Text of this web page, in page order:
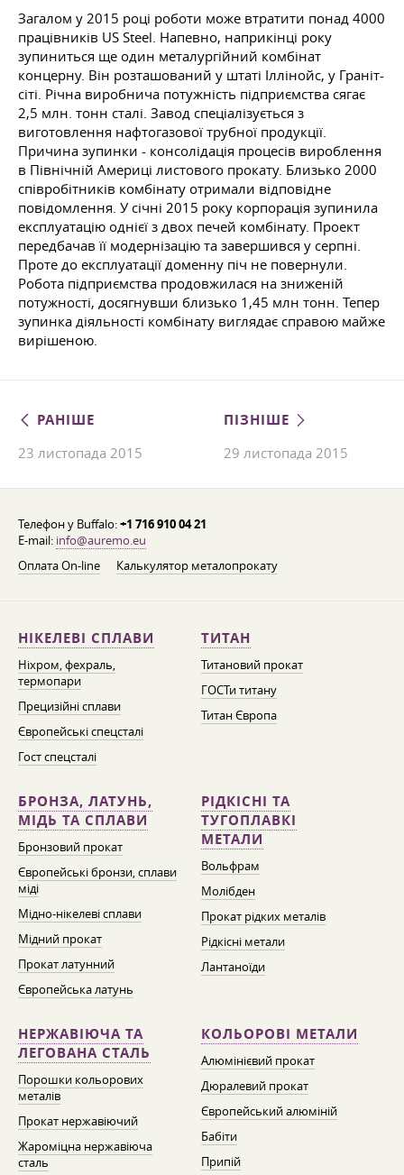
Загалом у 2015 році роботи може втратити понад 4000
працівників US Steel. Напевно, наприкінці року
зупиниться ще один металургійний комбінат
концерну. Він розташований у штаті Іллінойс, у Граніт-
сіті. Річна виробнича потужність підприємства сягає
2,5 млн. тонн сталі. Завод спеціалізується з
виготовлення нафтогазової трубної продукції.
Причина зупинки - консолідація процесів вироблення
в Північній Америці листового прокату. Близько 2000
співробітників комбінату отримали відповідне
повідомлення. У січні 2015 року корпорація зупинила
експлуатацію однієї з двох печей комбінату. Проект
передбачав її модернізацію та завершився у серпні.
Проте до експлуатації доменну піч не повернули.
Робота підприємства продовжилася на зниженій
потужності, досягнувши близько 1,45 млн тонн. Тепер
зупинка діяльності комбінату виглядає справою майже
вирішеною.
РАНІШЕ
23 листопада 2015
ПІЗНІШЕ
29 листопада 2015
Телефон у Buffalo:+1 716 910 04 21
E-mail: info@auremo.eu
Оплата On-line
Калькулятор металопрокату
НІКЕЛЕВІ СПЛАВИ
Ніхром, фехраль,
термопари
Прецизійні сплави
Європейські спецсталі
Гост спецсталі
ТИТАН
Титановий прокат
ГОСТи титану
Титан Європа
БРОНЗА, ЛАТУНЬ,
МІДЬ ТА СПЛАВИ
Бронзовий прокат
Європейські бронзи, сплави
міді
Мідно-нікелеві сплави
Мідний прокат
Прокат латунний
Європейська латунь
РІДКІСНІ ТА
ТУГОПЛАВКІ
МЕТАЛИ
Вольфрам
Молібден
Прокат рідких металів
Рідкісні метали
Лантаноїди
НЕРЖАВІЮЧА ТА
ЛЕГОВАНА СТАЛЬ
Порошки кольорових
металів
Прокат нержавіючий
Жароміцна нержавіюча
сталь
КОЛЬОРОВІ МЕТАЛИ
Алюмінієвий прокат
Дюралевий прокат
Європейський алюміній
Бабіти
Припій